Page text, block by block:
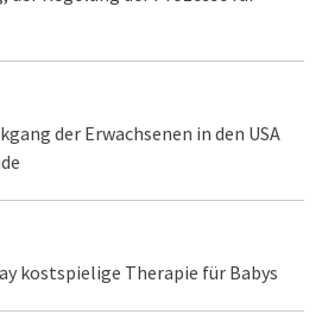
der Erwachsenen in den USA
kostspielige Therapie für Babys